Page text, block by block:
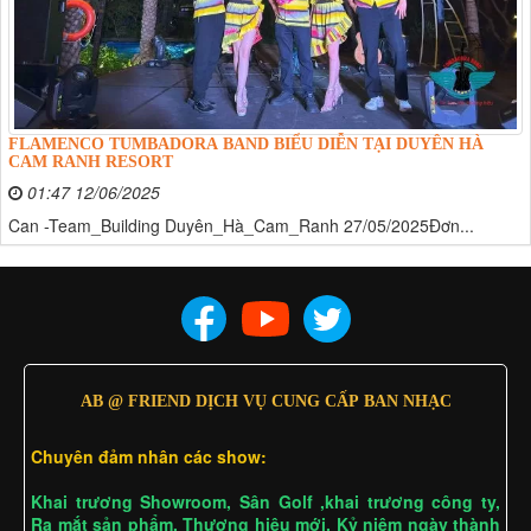
FLAMENCO TUMBADORA BAND BIỂU DIỄN TẠI DUYÊN HÀ
CAM RANH RESORT
01:47 12/06/2025
Can -Team_Building Duyên_Hà_Cam_Ranh 27/05/2025Đơn...
AB @ FRIEND DỊCH VỤ CUNG CẤP BAN NHẠC
Chuyên đảm nhân các show:
Khai trương Showroom, Sân Golf ,khai trương công ty,
Ra mắt sản phẩm, Thương hiệu mới, Kỷ niệm ngày thành